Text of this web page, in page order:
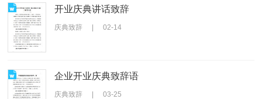
开业庆典讲话致辞
庆典致辞 | 02-14
企业开业庆典致辞语
庆典致辞 | 03-25